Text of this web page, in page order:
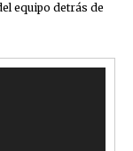
equipo detrás de